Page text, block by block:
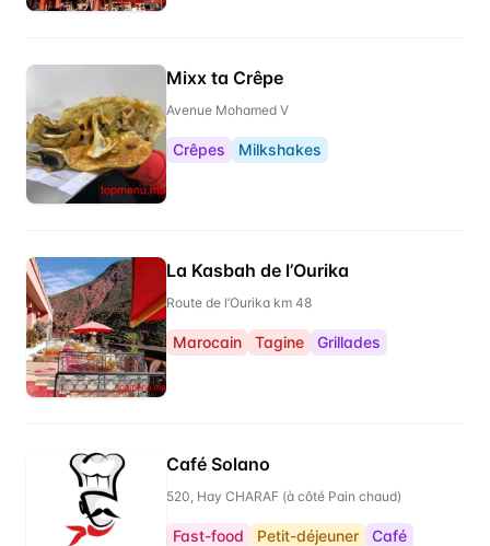
Mixx ta Crêpe
Avenue Mohamed V
Crêpes Milkshakes
La Kasbah de l’Ourika
Route de l’Ourika km 48
Marocain Tagine Grillades
Café Solano
520, Hay CHARAF (à côté Pain chaud)
Fast-food Petit-déjeuner Café